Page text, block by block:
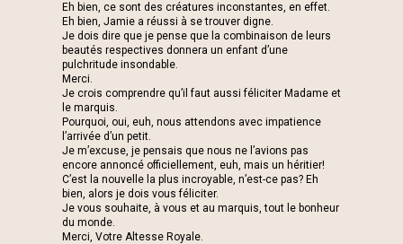
Eh bien, ce sont des créatures inconstantes, en effet.
Eh bien, Jamie a réussi à se trouver digne.
Je dois dire que je pense que la combinaison de leurs
beautés respectives donnera un enfant d’une
pulchritude insondable.
Merci.
Je crois comprendre qu’il faut aussi féliciter Madame et
le marquis.
Pourquoi, oui, euh, nous attendons avec impatience
l’arrivée d’un petit.
Je m’excuse, je pensais que nous ne l’avions pas
encore annoncé officiellement, euh, mais un héritier!
C’est la nouvelle la plus incroyable, n’est-ce pas? Eh
bien, alors je dois vous féliciter.
Je vous souhaite, à vous et au marquis, tout le bonheur
du monde.
Merci, Votre Altesse Royale.